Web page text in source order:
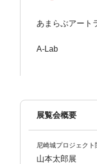
あまらぶアート
A-Lab
展覧会概要
尼崎城プロジェク
山本太郎展